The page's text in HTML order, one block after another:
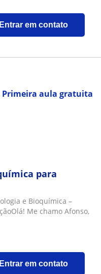
Entrar em contato
Primeira aula gratuita
para
e Bioquímica –
Me chamo Afonso,
Entrar em contato